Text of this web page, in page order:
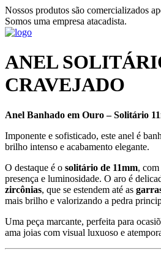
Nossos produtos são comercializados
Somos uma empresa atacadista.
ANEL
CRAVEJADO
Anel Banhado em Ouro – Solitário
Imponente e sofisticado, este anel é
brilho intenso e acabamento elegante.
O destaque é o solitário de 11mm,
presença e luminosidade. O aro é
zircônias, que se estendem até as
mais brilho e valorizando a pedra
Uma peça marcante, perfeita para
ama joias com visual luxuoso e